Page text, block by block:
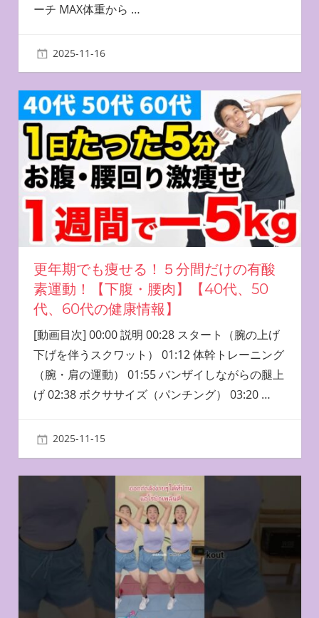
ーチ MAX体重から …
2025-11-16
更年期でも痩せる！５分間だけの有酸
素運動！【下腹・腰肉】【40代、50
代、60代の健康情報】
[動画目次] 00:00 説明 00:28 スタート（腕の上げ
下げを伴うスクワット） 01:12 体幹トレーニング
（腕・肩の運動） 01:55 バンザイしながらの腿上
げ 02:38 ボクササイズ（パンチング） 03:20 …
2025-11-15